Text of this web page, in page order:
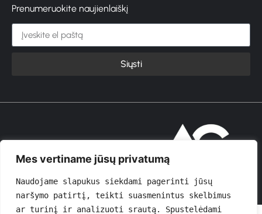
Mes vertiname jūsų privatumą
Naudojame slapukus siekdami pagerinti jūsų
naršymo patirtį, teikti suasmenintus skelbimus
ar turinį ir analizuoti srautą. Spustelėdami
Prenumeruokite naujienlaiškį
Siųsti
© 2026 GROŽIOVITA